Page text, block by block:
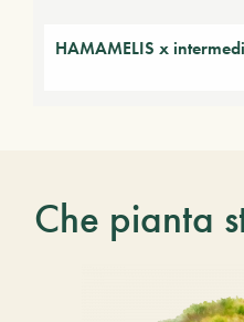
HAMAMELIS x
Che pianta